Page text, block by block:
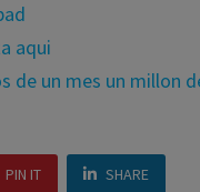
aqui
de un mes un millon
PIN IT SHARE